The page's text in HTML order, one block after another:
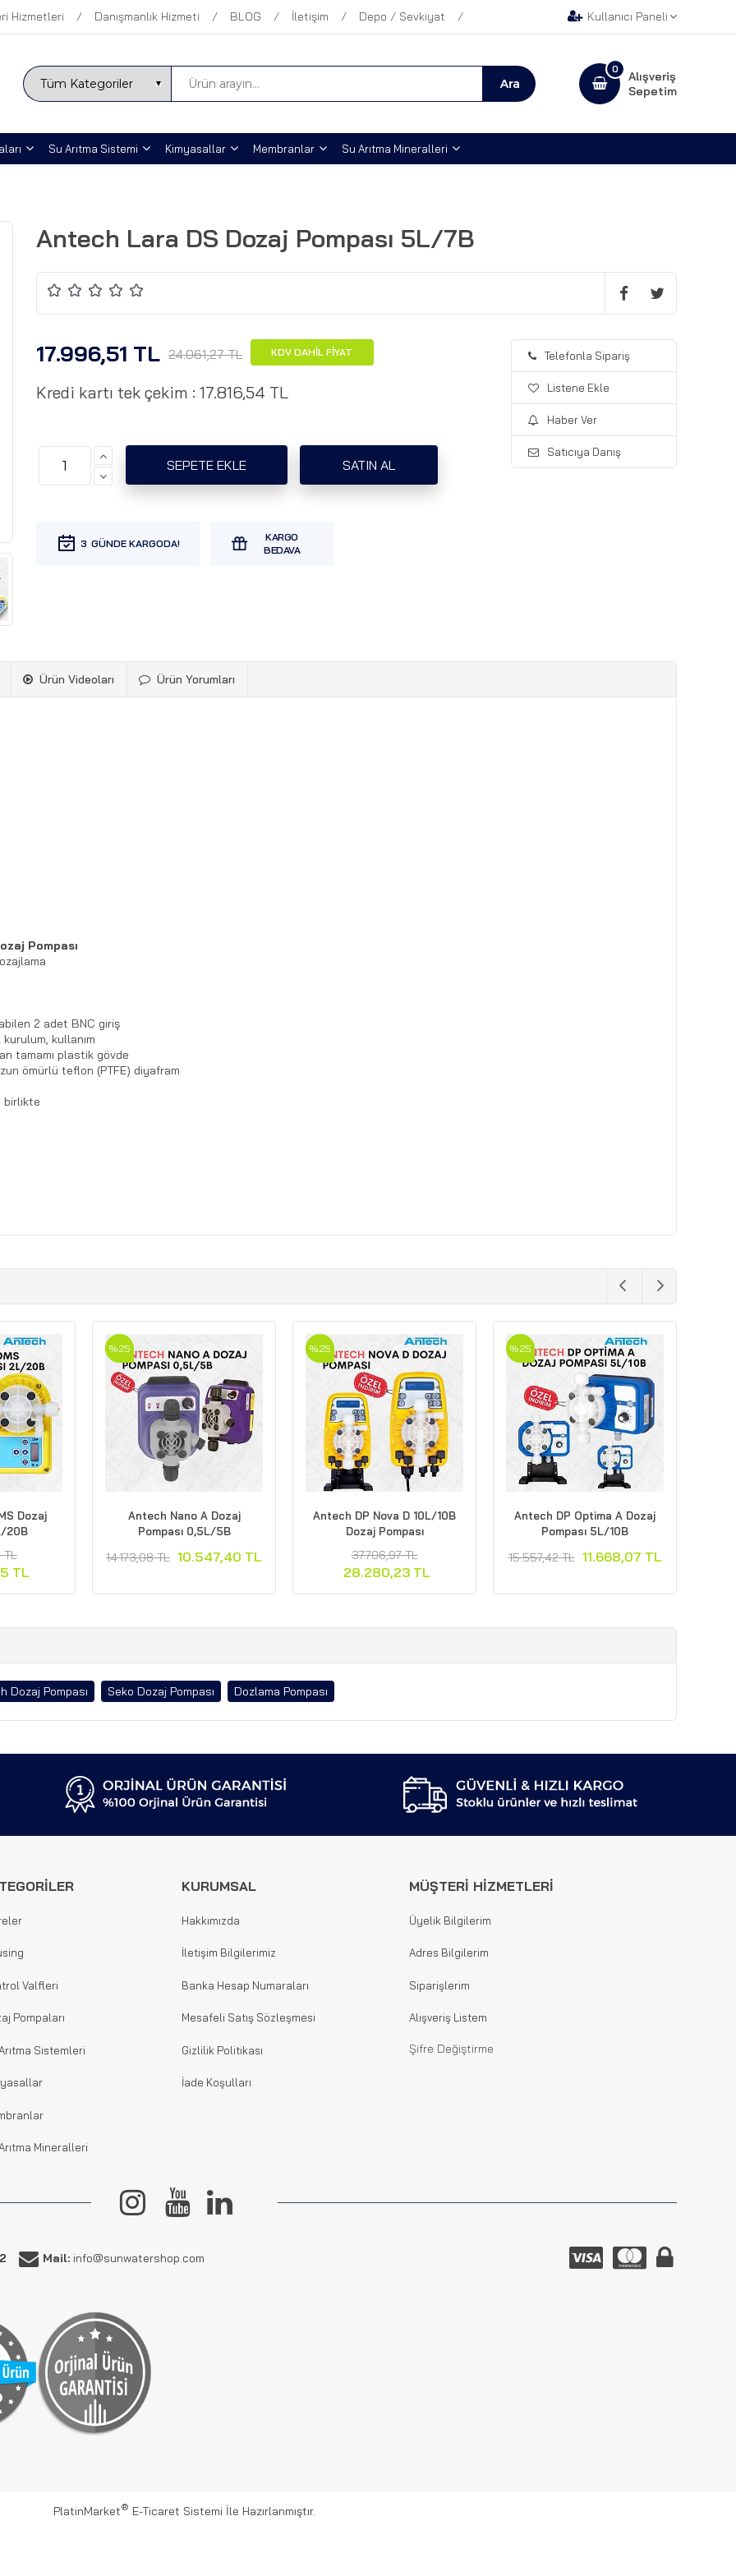
Hizmetleri Danışmanlık Hizmeti BLOG İletişim Depo / Sevkiyat Kullanıcı Paneli
Alışveriş
Sepetim
0
Su Arıtma Sistemi Kimyasallar Membranlar Su Arıtma Mineralleri
Antech Lara DS Dozaj Pompası 5L/7B
17.996,51 TL 24.061,27 TL KDV DAHİL FİYAT
Kredi kartı tek çekim : 17.816,54 TL
3
Telefonla Sipariş
Listene Ekle
Haber Ver
Satıcıya Danış
Ürün Videoları Ürün Yorumları
Pompası
2 adet BNC giriş
kullanım
tamamı plastik gövde
ömürlü teflon (PTFE) diyafram
birlikte
Nova D 10L/10B
Pompası
TL
TL
Antech DP Optima A Dozaj
Pompası 5L/10B
15.557,42 TL 11.668,07 TL
%25
Seko Kompact AML 200
Dozaj Pompası
19.117,17 TL 9.558,59 TL
%50
Seko Tekba EML 803 Dozaj
Pompası
52.077,81 TL 26.038,91 TL
%50
Dozaj Pompası Seko Dozaj Pompası Dozlama Pompası
Valfleri
Pompaları
Sistemleri
Mineralleri
KURUMSAL
Hakkımızda
İletişim Bilgilerimiz
Banka Hesap Numaraları
Mesafeli Satış Sözleşmesi
Gizlilik Politikası
İade Koşulları
MÜŞTERİ HİZMETLERİ
Üyelik Bilgilerim
Adres Bilgilerim
Siparişlerim
Alışveriş Listem
Şifre Değiştirme
Mail: info@sunwatershop.com
PlatinMarket® E-Ticaret Sistemi İle Hazırlanmıştır.